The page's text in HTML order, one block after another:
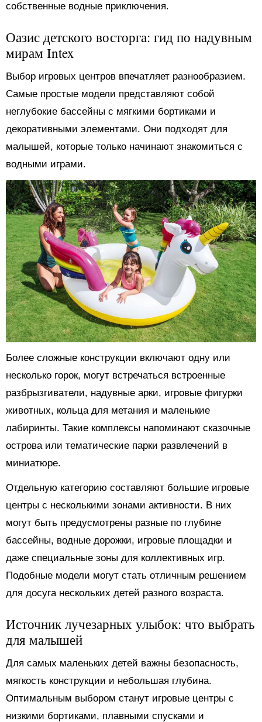
собственные водные приключения.
Оазис детского восторга: гид по надувным
мирам Intex
Выбор игровых центров впечатляет разнообразием.
Самые простые модели представляют собой
неглубокие бассейны с мягкими бортиками и
декоративными элементами. Они подходят для
малышей, которые только начинают знакомиться с
водными играми.
Более сложные конструкции включают одну или
несколько горок, могут встречаться встроенные
разбрызгиватели, надувные арки, игровые фигурки
животных, кольца для метания и маленькие
лабиринты. Такие комплексы напоминают сказочные
острова или тематические парки развлечений в
миниатюре.
Отдельную категорию составляют большие игровые
центры с несколькими зонами активности. В них
могут быть предусмотрены разные по глубине
бассейны, водные дорожки, игровые площадки и
даже специальные зоны для коллективных игр.
Подобные модели могут стать отличным решением
для досуга нескольких детей разного возраста.
Источник лучезарных улыбок: что выбрать
для малышей
Для самых маленьких детей важны безопасность,
мягкость конструкции и небольшая глубина.
Оптимальным выбором станут игровые центры с
низкими бортиками, плавными спусками и